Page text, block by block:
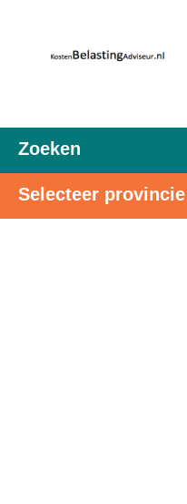
Zoeken
Selecteer provincie